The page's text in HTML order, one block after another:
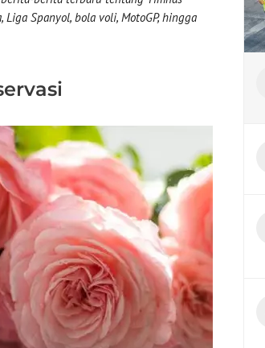
Spanyol, bola voli, MotoGP, hingga